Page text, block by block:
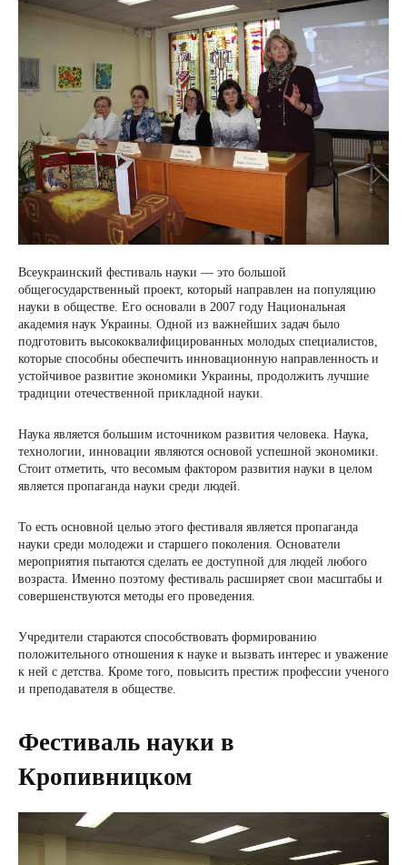
Всеукраинский фестиваль науки — это большой
общегосударственный проект, который направлен на популяцию
науки в обществе. Его основали в 2007 году Национальная
академия наук Украины. Одной из важнейших задач было
подготовить высококвалифицированных молодых специалистов,
которые способны обеспечить инновационную направленность и
устойчивое развитие экономики Украины, продолжить лучшие
традиции отечественной прикладной науки.
Наука является большим источником развития человека. Наука,
технологии, инновации являются основой успешной экономики.
Стоит отметить, что весомым фактором развития науки в целом
является пропаганда науки среди людей.
То есть основной целью этого фестиваля является пропаганда
науки среди молодежи и старшего поколения. Основатели
мероприятия пытаются сделать ее доступной для людей любого
возраста. Именно поэтому фестиваль расширяет свои масштабы и
совершенствуются методы его проведения.
Учредители стараются способствовать формированию
положительного отношения к науке и вызвать интерес и уважение
к ней с детства. Кроме того, повысить престиж профессии ученого
и преподавателя в обществе.
Фестиваль науки в
Кропивницком